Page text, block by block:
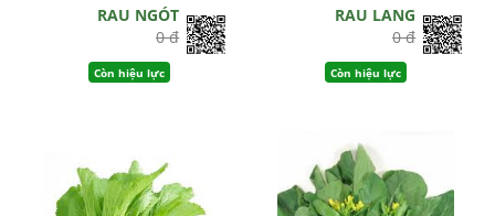
RAU NGÓT
0 đ
Còn hiệu lực
RAU LANG
0 đ
Còn hiệu lực